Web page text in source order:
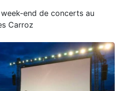
end de concerts au
Carroz